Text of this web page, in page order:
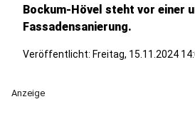
Bockum-Hövel steht vor einer
Fassadensanierung.
Veröffentlicht: Freitag, 15.11.2024
Anzeige